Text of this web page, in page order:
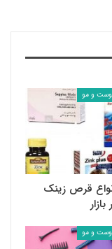
و مو
قرص زینک
و مو